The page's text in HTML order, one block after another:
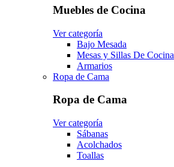
Muebles de Cocina
Ver categoría
Bajo Mesada
Mesas y Sillas De Cocina
Armarios
Ropa de Cama
Ropa de Cama
Ver categoría
Sábanas
Acolchados
Toallas